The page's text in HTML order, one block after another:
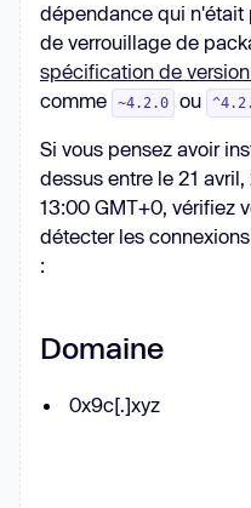
dépendance qui n'était
de verrouillage de
spécification de
comme
~4.2.0 ou
Si vous pensez avoir
dessus entre le 21
13:00 GMT+0, vérifiez
détecter les
:
Domaine
0x9c[.]xyz